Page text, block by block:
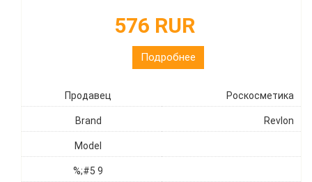
576 RUR
Подробнее
Продавец Роскосметика
Brand Revlon
Model
%;#5 9